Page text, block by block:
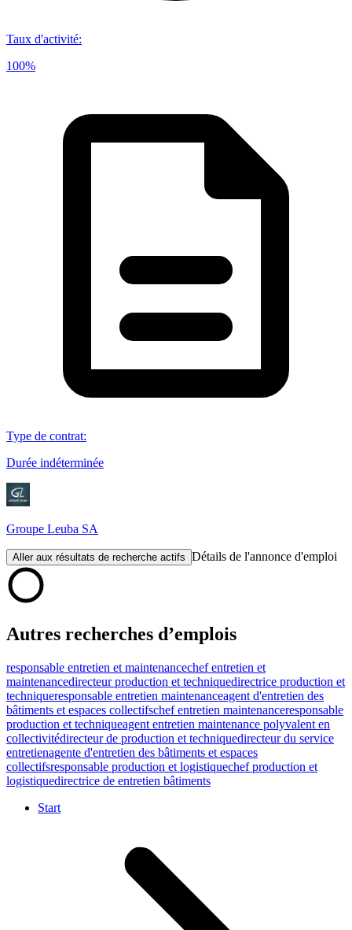
Taux d'activité:
100%
Type de contrat:
Durée indéterminée
Groupe Leuba SA
Aller aux résultats de recherche actifs Détails de l'annonce d'emploi
Autres recherches d’emplois
responsable entretien et maintenancechef entretien et
maintenancedirecteur production et techniquedirectrice production et
techniqueresponsable entretien maintenanceagent d'entretien des
bâtiments et espaces collectifschef entretien maintenanceresponsable
production et techniqueagent entretien maintenance polyvalent en
collectivitédirecteur de production et techniquedirecteur du service
entretienagente d'entretien des bâtiments et espaces
collectifsresponsable production et logistiquechef production et
logistiquedirectrice de entretien bâtiments
Start